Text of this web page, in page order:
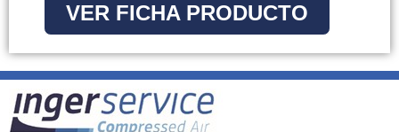
VER FICHA PRODUCTO